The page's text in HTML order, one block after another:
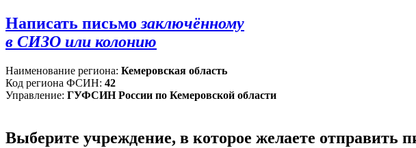
Написать письмо заключённому
в СИЗО или колонию
Наименование региона: Кемеровская область
Код региона ФСИН: 42
Управление: ГУФСИН России по Кемеровской области
Выберите учреждение, в которое желаете отправить